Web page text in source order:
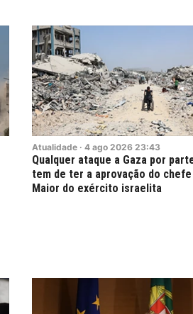
Atualidade · 4 ago 2026 23:43
Qualquer ataque a Gaza por
tem de ter a aprovação do
Maior do exército israelita